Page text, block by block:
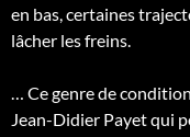
en bas, certaines
lâcher les freins.
… Ce genre de
Jean-Didier Payet qui